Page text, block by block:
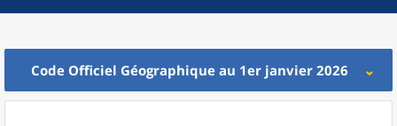
Code Officiel Géographique au 1er janvier 2026